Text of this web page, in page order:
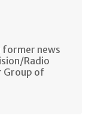
former news
Radio
Group of